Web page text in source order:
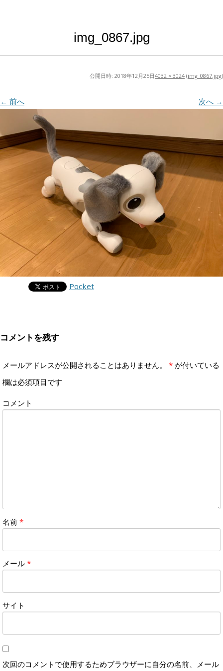
img_0867.jpg
公開日時: 2018年12月25日4032 × 3024 (img_0867.jpg)
← 前へ 次へ →
Pocket
コメントを残す
メールアドレスが公開されることはありません。 * が付いている
欄は必須項目です
コメント
名前 *
メール *
サイト
次回のコメントで使用するためブラウザーに自分の名前、メール